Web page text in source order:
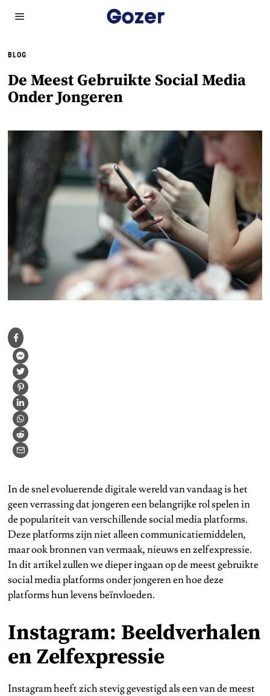
BLOG
De Meest Gebruikte Social Media
Onder Jongeren
In de snel evoluerende digitale wereld van vandaag is het
geen verrassing dat jongeren een belangrijke rol spelen in
de populariteit van verschillende social media platforms.
Deze platforms zijn niet alleen communicatiemiddelen,
maar ook bronnen van vermaak, nieuws en zelfexpressie.
In dit artikel zullen we dieper ingaan op de meest gebruikte
social media platforms onder jongeren en hoe deze
platforms hun levens beïnvloeden.
Instagram: Beeldverhalen
en Zelfexpressie
Instagram heeft zich stevig gevestigd als een van de meest